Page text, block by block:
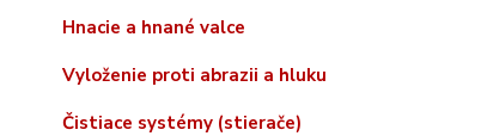
Hnacie a hnané valce
Vyloženie proti abrazii a hluku
Čistiace systémy (stierače)